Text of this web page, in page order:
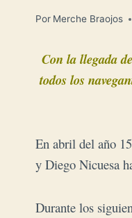
Por Merche Braojos
Con la llegada
todos los
En abril del año
y Diego Nicuesa
Durante los